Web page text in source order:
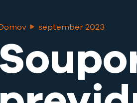
september 2023